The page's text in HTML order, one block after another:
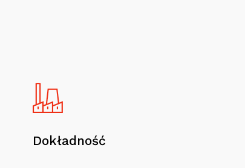
Dokładność